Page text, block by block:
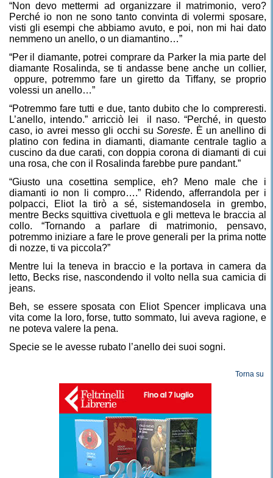
“Non devo mettermi ad organizzare il matrimonio, vero?
Perché io non ne sono tanto convinta di volermi sposare,
visti gli esempi che abbiamo avuto, e poi, non mi hai dato
nemmeno un anello, o un diamantino…”
“Per il diamante, potrei comprare da Parker la mia parte del
diamante Rosalinda, se ti andasse bene anche un collier,
oppure, potremmo fare un giretto da Tiffany, se proprio
volessi un anello…”
“Potremmo fare tutti e due, tanto dubito che lo compreresti.
L’anello, intendo.” arricciò lei
il naso. “Perché, in questo
caso, io avrei messo gli occhi suSoreste. È un anellino di
platino con fedina in diamanti, diamante centrale taglio a
cuscino da due carati, con doppia corona di diamanti di cui
una rosa, che con il Rosalinda farebbe pure pandant.”
“Giusto una cosettina semplice, eh? Meno male che i
diamanti io non li compro….” Ridendo, afferrandola per i
polpacci, Eliot la tirò a sé, sistemandosela in grembo,
mentre Becks squittiva civettuola e gli metteva le braccia al
collo. “Tornando a parlare di matrimonio, pensavo,
potremmo iniziare a fare le prove generali per la prima notte
di nozze, ti va piccola?”
Mentre lui la teneva in braccio e la portava in camera da
letto, Becks rise, nascondendo il volto nella sua camicia di
jeans.
Beh, se essere sposata con Eliot Spencer implicava una
vita come la loro, forse, tutto sommato, lui aveva ragione, e
ne poteva valere la pena.
Specie se le avesse rubato l’anello dei suoi sogni.
Torna su